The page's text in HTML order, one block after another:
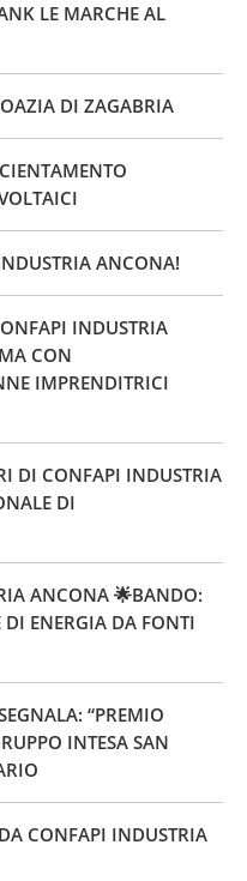
LE MARCHE AL
DI ZAGABRIA
ANCONA!
INDUSTRIA
CON
IMPRENDITRICI
DI CONFAPI INDUSTRIA
DI
ANCONA 🌟BANDO:
ENERGIA DA FONTI
“PREMIO
INTESA SAN
CONFAPI INDUSTRIA